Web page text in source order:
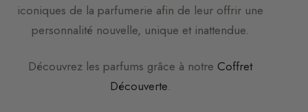
iconiques de la parfumerie afin de leur offrir une
personnalité nouvelle, unique et inattendue.
Découvrez les parfums grâce à notre Coffret
Découverte.